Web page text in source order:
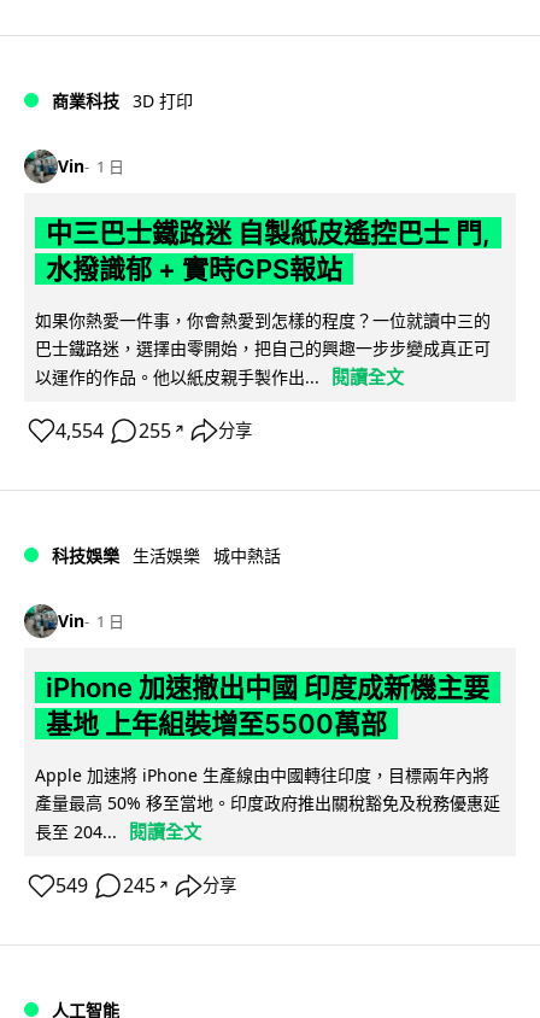
商業科技 3D 打印
Vin 1 日
中三巴士鐵路迷 自製紙皮遙控巴士 門,
水撥識郁 + 實時GPS報站
如果你熱愛一件事，你會熱愛到怎樣的程度？一位就讀中三的
巴士鐵路迷，選擇由零開始，把自己的興趣一步步變成真正可
以運作的作品。他以紙皮親手製作出...
閱讀全文
4,554 255 ↗ 分享
科技娛樂 生活娛樂 城中熱話
Vin 1 日
iPhone 加速撤出中國 印度成新機主要
基地 上年組裝增至5500萬部
Apple 加速將 iPhone 生產線由中國轉往印度，目標兩年內將
產量最高 50% 移至當地。印度政府推出關稅豁免及稅務優惠延
長至 204...
閱讀全文
549 245 ↗ 分享
人工智能